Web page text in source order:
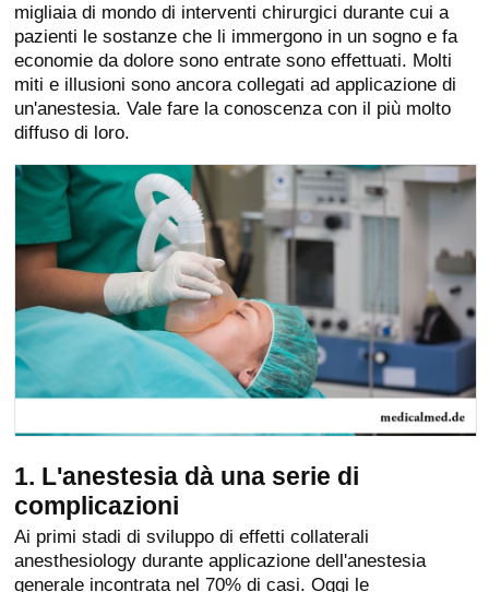
migliaia di mondo di interventi chirurgici durante cui a
pazienti le sostanze che li immergono in un sogno e fa
economie da dolore sono entrate sono effettuati. Molti
miti e illusioni sono ancora collegati ad applicazione di
un'anestesia. Vale fare la conoscenza con il più molto
diffuso di loro.
1. L'anestesia dà una serie di
complicazioni
Ai primi stadi di sviluppo di effetti collaterali
anesthesiology durante applicazione dell'anestesia
generale incontrata nel 70% di casi. Oggi le